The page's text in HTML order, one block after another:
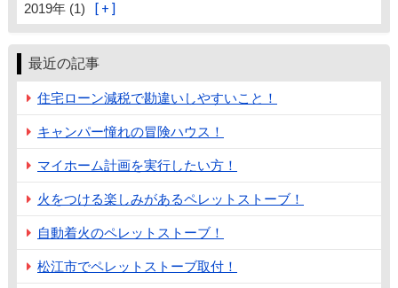
2019年 (1)
最近の記事
住宅ローン減税で勘違いしやすいこと！
キャンパー憧れの冒険ハウス！
マイホーム計画を実行したい方！
火をつける楽しみがあるペレットストーブ！
自動着火のペレットストーブ！
松江市でペレットストーブ取付！